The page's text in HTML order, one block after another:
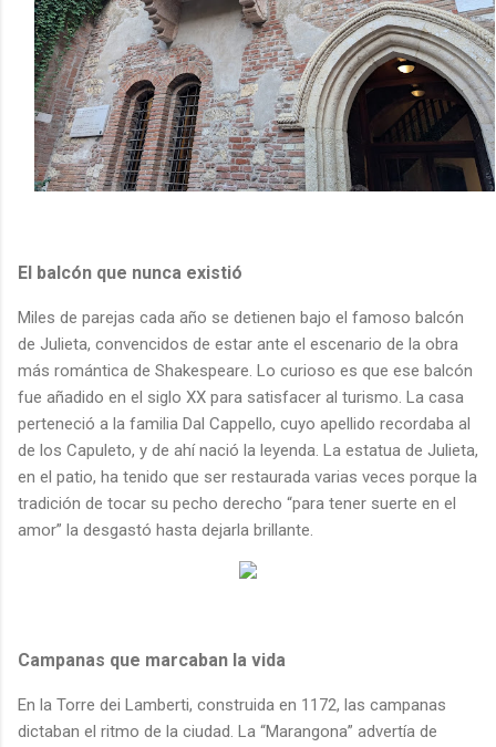
El balcón que nunca existió
Miles de parejas cada año se detienen bajo el famoso balcón
de Julieta, convencidos de estar ante el escenario de la obra
más romántica de Shakespeare. Lo curioso es que ese balcón
fue añadido en el siglo XX para satisfacer al turismo. La casa
perteneció a la familia Dal Cappello, cuyo apellido recordaba al
de los Capuleto, y de ahí nació la leyenda. La estatua de Julieta,
en el patio, ha tenido que ser restaurada varias veces porque la
tradición de tocar su pecho derecho “para tener suerte en el
amor” la desgastó hasta dejarla brillante.
Campanas que marcaban la vida
En la Torre dei Lamberti, construida en 1172, las campanas
dictaban el ritmo de la ciudad. La “Marangona” advertía de